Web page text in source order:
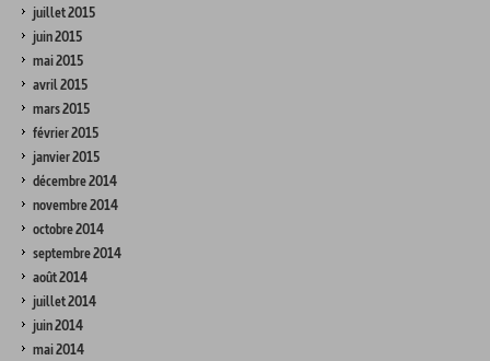
juillet 2015
juin 2015
mai 2015
avril 2015
mars 2015
février 2015
janvier 2015
décembre 2014
novembre 2014
octobre 2014
septembre 2014
août 2014
juillet 2014
juin 2014
mai 2014